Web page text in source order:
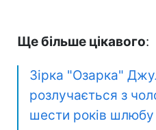
Ще більше цікавого:
Зірка "Озарка"
розлучається з
шести років шлюбу